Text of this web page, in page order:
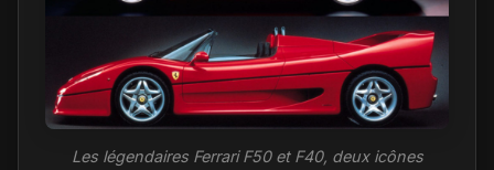
Les légendaires Ferrari F50 et F40, deux icônes